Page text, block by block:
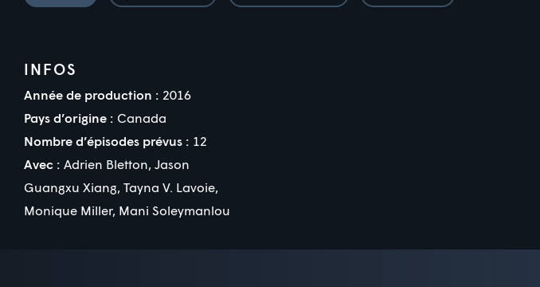
INFOS
Année de production : 2016
Pays d’origine : Canada
Nombre d’épisodes prévus : 12
Avec : Adrien Bletton
Jason
Guangxu Xiang Tayna V. Lavoie
Monique Miller, Mani Soleymanlou